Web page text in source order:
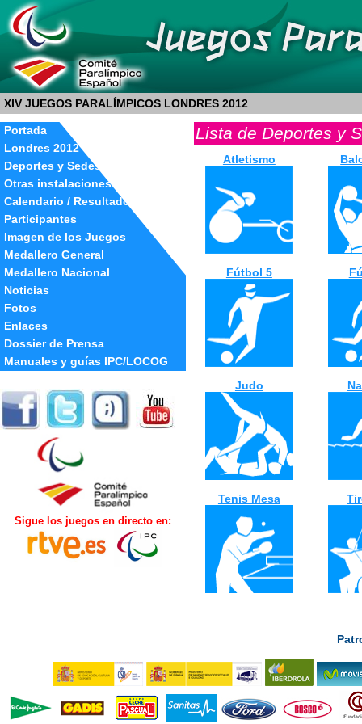
XIV JUEGOS PARALÍMPICOS LONDRES 2012
Portada
Londres 2012
Deportes y Sedes
Otras instalaciones
Calendario / Resultados
Participantes
Imagen de los Juegos
Medallero General
Medallero Nacional
Noticias
Fotos
Enlaces
Dossier de Prensa
Manuales y guías IPC/LOCOG
Sigue los juegos en directo en:
Lista de Deportes y
Atletismo
Fútbol 5
Judo
Tenis Mesa